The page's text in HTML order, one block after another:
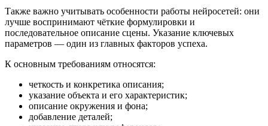
Также важно учитывать особенности работы нейросетей: они
лучше воспринимают чёткие формулировки и
последовательное описание сцены. Указание ключевых
параметров — один из главных факторов успеха.
К основным требованиям относятся:
четкость и конкретика описания;
указание объекта и его характеристик;
описание окружения и фона;
добавление деталей;